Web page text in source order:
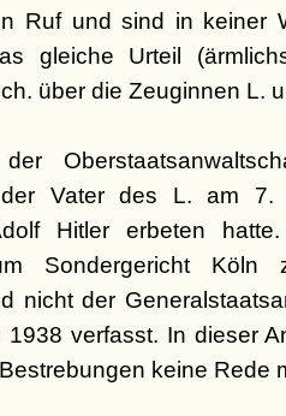
Ruf und sind in keiner
gleiche Urteil
über die Zeuginnen L.
Vater des L. am 7.
Hitler erbeten
Sondergericht Köln
nicht der
verfasst. In dieser
keine Rede